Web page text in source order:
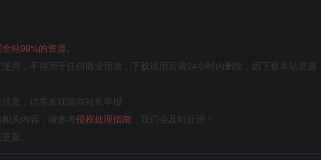
站99%的资源。
用，不得用于任何商业用途，下载试用后请24小时内删除，因下载本站资源
息，访客发现请向站长举报
关内容，请参考侵权处理指南 ，我们会及时处理！
新。